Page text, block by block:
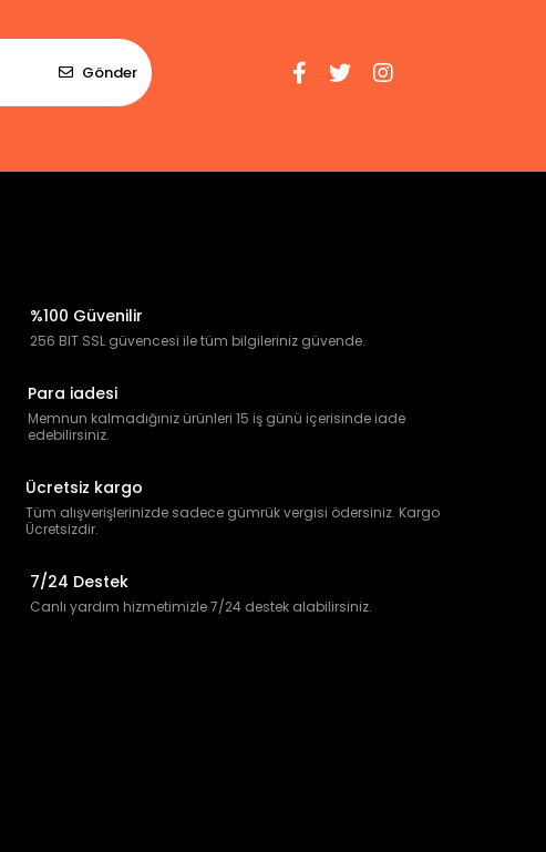
Gönder
%100 Güvenilir
256 BIT SSL güvencesi ile tüm bilgileriniz güvende.
Para iadesi
Memnun kalmadığınız ürünleri 15 iş günü içerisinde iade
edebilirsiniz.
Ücretsiz kargo
Tüm alışverişlerinizde sadece gümrük vergisi ödersiniz. Kargo
Ücretsizdir.
7/24 Destek
Canlı yardım hizmetimizle 7/24 destek alabilirsiniz.